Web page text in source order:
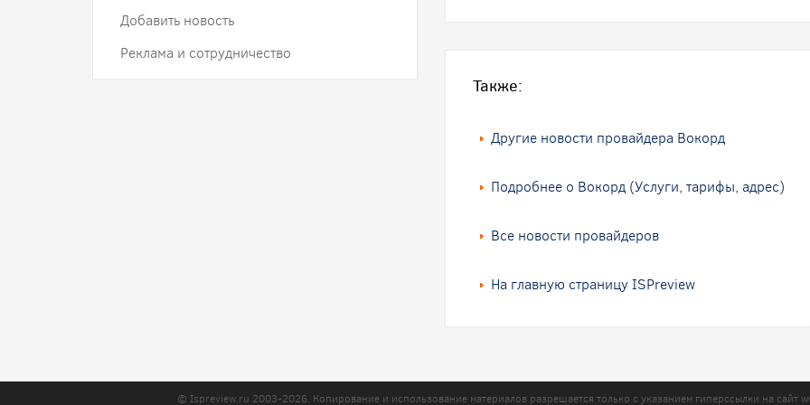
Также:
Другие новости провайдера Вокорд
Подробнее о Вокорд (Услуги, тарифы, адрес)
Все новости провайдеров
На главную страницу ISPreview
Добавить новость
Реклама и сотрудничество
© Ispreview.ru 2003-2026. Копирование и использование материалов разрешается только с указанием гиперссылки на сайт